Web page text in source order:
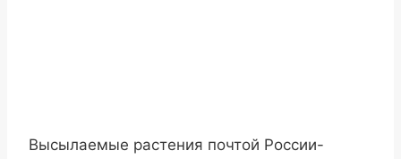
Высылаемые растения почтой России-